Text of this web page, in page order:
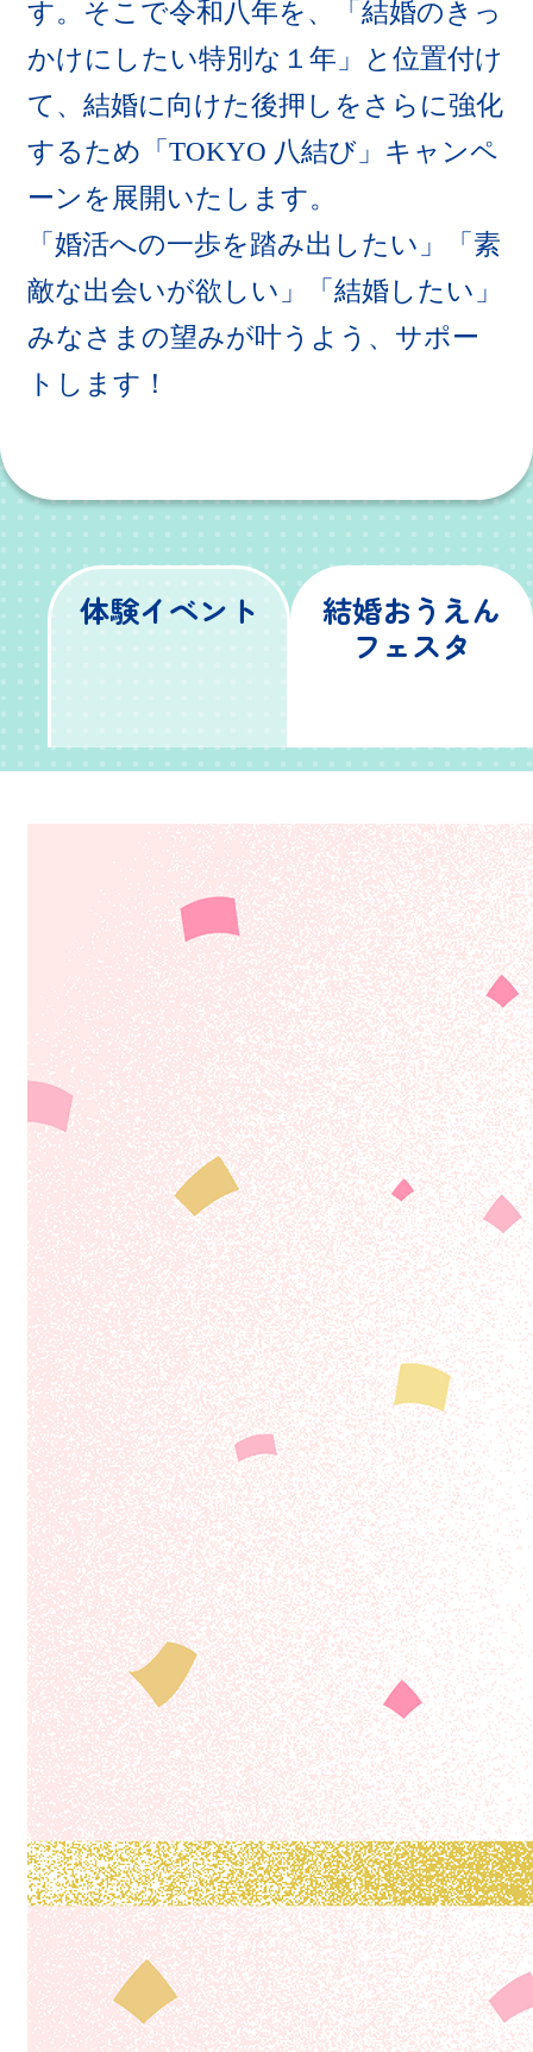
す。そこで令和八年を、「結婚のきっ
かけにしたい特別な１年」と位置付け
て、結婚に向けた後押しをさらに強化
するため「TOKYO 八結び」キャンペ
ーンを展開いたします。
「婚活への一歩を踏み出したい」「素
敵な出会いが欲しい」「結婚したい」
みなさまの望みが叶うよう、サポー
トします！
体験イベント
結婚おうえん
フェスタ